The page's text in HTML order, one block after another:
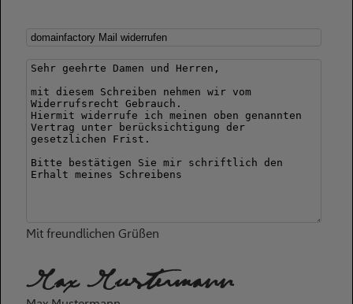
Mit freundlichen Grüßen
Max Mustermann